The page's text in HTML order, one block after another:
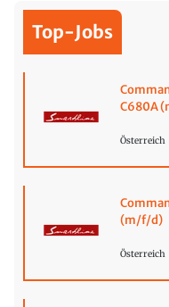
Top-Jobs
C680A
Österreich
(m/f/d)
Österreich